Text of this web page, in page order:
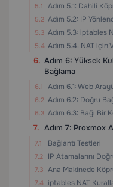
Adım 5.1: Dahili
Adım 5.2: IP
Adım 5.3: iptables
Adım 5.4: NAT için
Adım 6: Yüksek
Bağlama
Adım 6.1: Web
Adım 6.2: Doğru
Adım 6.3: Bağı Bir
Adım 7: Proxmox
Bağlantı Testleri
IP Atamalarını
Ana Makinede
iptables NAT